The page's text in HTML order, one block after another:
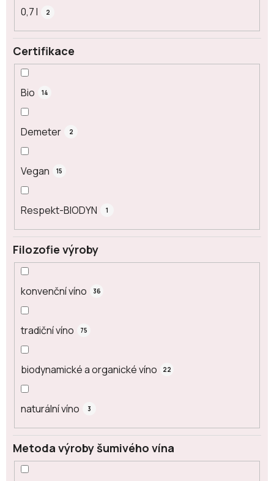
0,7 l 2
Certifikace
Bio 14
Demeter 2
Vegan 15
Respekt-BIODYN 1
Filozofie výroby
konvenční víno 36
tradiční víno 75
biodynamické a organické víno 22
naturální víno 3
Metoda výroby šumivého vína